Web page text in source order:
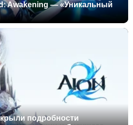
Awakening — «Уникальный
подробности